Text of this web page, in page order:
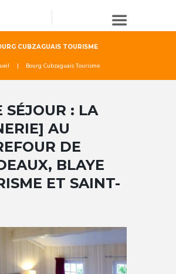
CUBZAGUAIS TOURISME
Bourg Cubzaguais Tourisme
SÉJOUR : LA
AU
DE
BLAYE
ET SAINT-